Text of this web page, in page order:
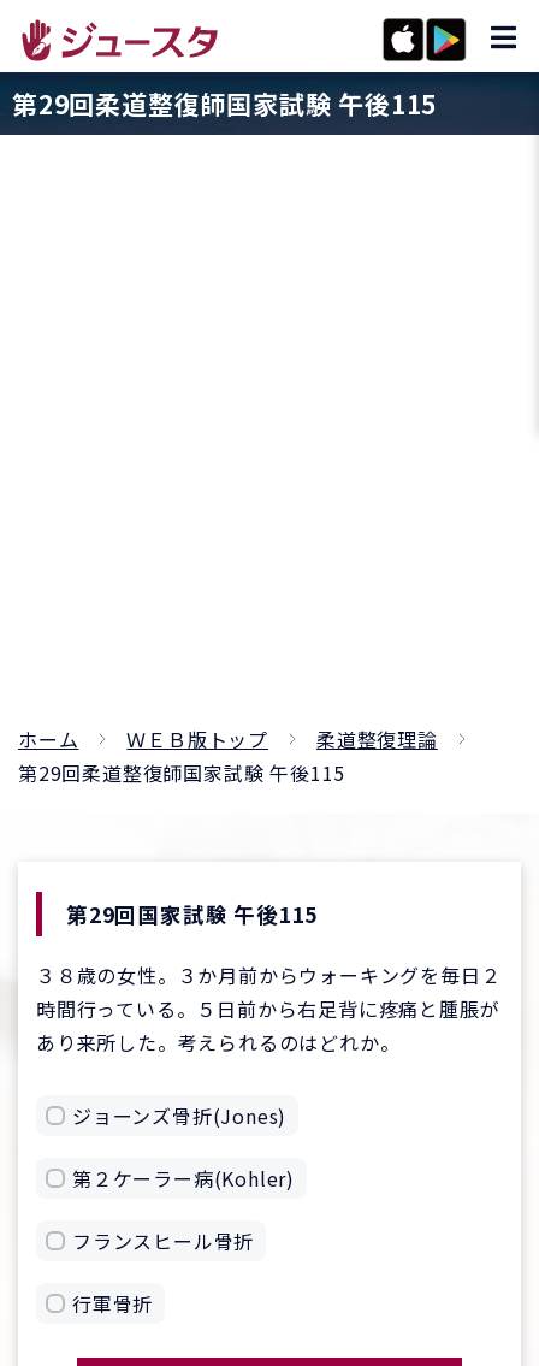
第29回柔道整復師国家試験 午後115
ホーム ＷＥＢ版トップ
柔道整復理論
第29回柔道整復師国家試験 午後115
第29回国家試験 午後115
３８歳の女性。３か月前からウォーキングを毎日２
時間行っている。５日前から右足背に疼痛と腫脹が
あり来所した。考えられるのはどれか。
ジョーンズ骨折(Jones)
第２ケーラー病(Kohler)
フランスヒール骨折
行軍骨折